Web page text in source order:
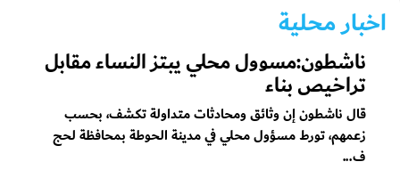
اخبار محلية
ناشطون:مسوول محلي يبتز النساء مقابل
تراخيص بناء
قال ناشطون إن وثائق ومحادثات متداولة تكشف، بحسب
زعمهم، تورط مسؤول محلي في مدينة الحوطة بمحافظة لحج
ف...